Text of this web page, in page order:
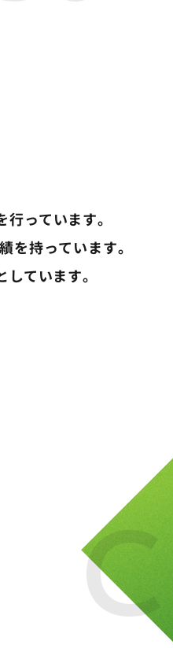
っています。
を持っています。
ています。